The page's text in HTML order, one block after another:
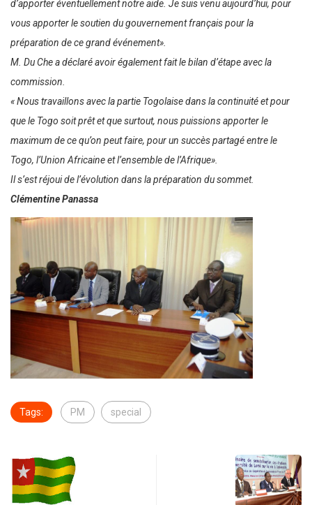
d’apporter éventuellement notre aide. Je suis venu aujourd’hui, pour
vous apporter le soutien du gouvernement français pour la
préparation de ce grand événement».
M. Du Che a déclaré avoir également fait le bilan d’étape avec la
commission.
« Nous travaillons avec la partie Togolaise dans la continuité et pour
que le Togo soit prêt et que surtout, nous puissions apporter le
maximum de ce qu’on peut faire, pour un succès partagé entre le
Togo, l’Union Africaine et l’ensemble de l’Afrique».
Il s’est réjoui de l’évolution dans la préparation du sommet.
Clémentine Panassa
Tags: PM special